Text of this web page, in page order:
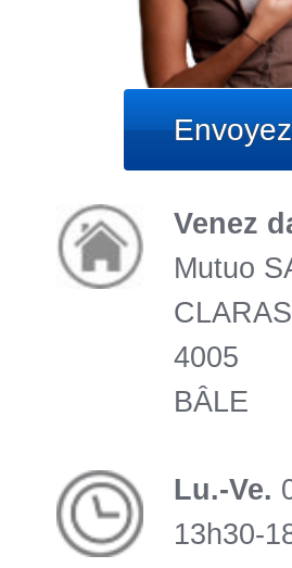
Venez
Mutuo
4005
BÂLE
Lu.-Ve.
13h30-